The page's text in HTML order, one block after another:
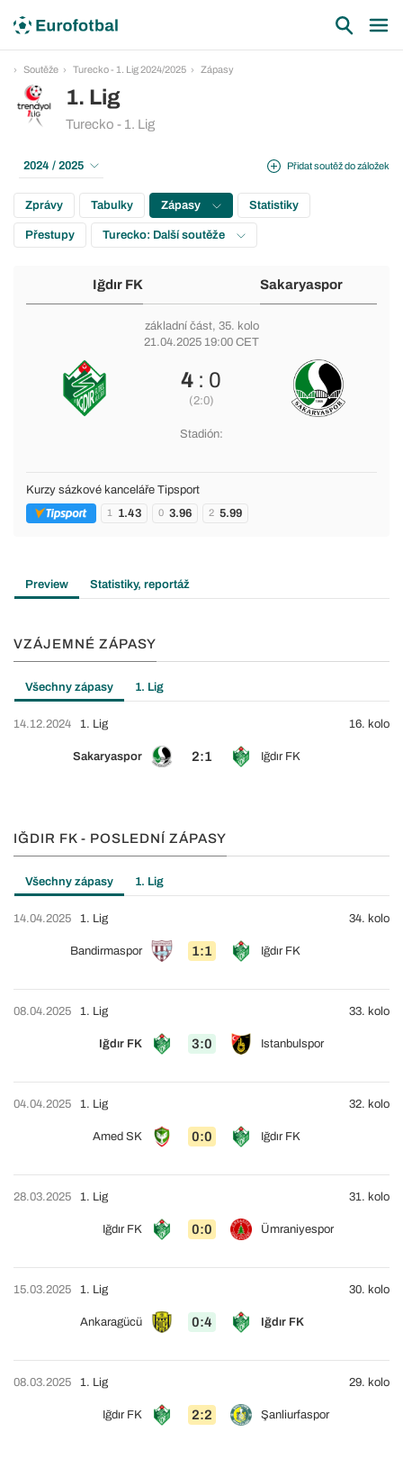
Soutěže Turecko - 1. Lig 2024/2025 Zápasy
1. Lig
Turecko - 1. Lig
Přidat soutěž do záložek
2024 / 2025
Zprávy Tabulky Zápasy Statistiky
Přestupy Turecko: Další soutěže
Iğdır FK Sakaryaspor
základní část, 35. kolo
21.04.2025 19:00 CET
4 : 0
(2:0)
Stadión:
Kurzy sázkové kanceláře Tipsport
1 1.43 0 3.96 2 5.99
Preview Statistiky, reportáž
VZÁJEMNÉ ZÁPASY
Všechny zápasy 1. Lig
14.12.2024
Sakaryaspor 2:1 Iğdır FK
1. Lig 16. kolo
IĞDIR FK - POSLEDNÍ ZÁPASY
Všechny zápasy 1. Lig
14.04.2025
Bandirmaspor 1:1 Iğdır FK
1. Lig 34. kolo
08.04.2025
Iğdır FK 3:0 Istanbulspor
1. Lig 33. kolo
04.04.2025
Amed SK 0:0 Iğdır FK
1. Lig 32. kolo
28.03.2025
Iğdır FK 0:0 Ümraniyespor
1. Lig 31. kolo
15.03.2025
Ankaragücü 0:4 Iğdır FK
1. Lig 30. kolo
08.03.2025
Iğdır FK 2:2 Şanliurfaspor
1. Lig 29. kolo